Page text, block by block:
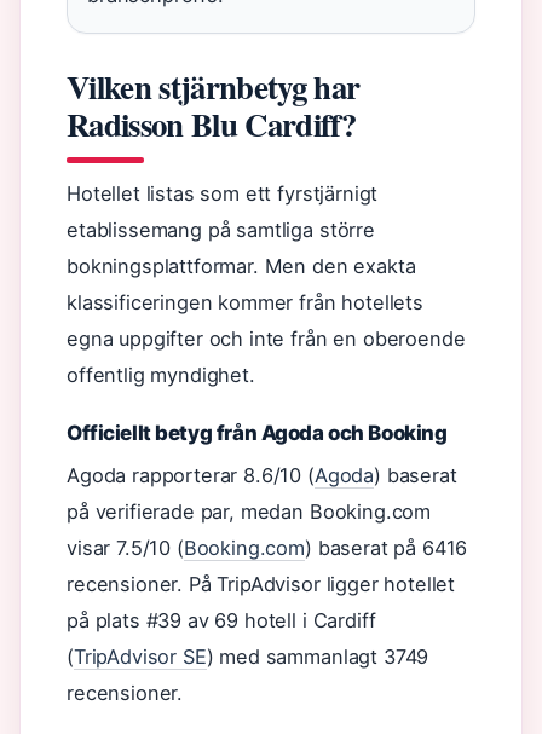
Vilken stjärnbetyg har
Radisson Blu Cardiff?
Hotellet listas som ett fyrstjärnigt
etablissemang på samtliga större
bokningsplattformar. Men den exakta
klassificeringen kommer från hotellets
egna uppgifter och inte från en oberoende
offentlig myndighet.
Officiellt betyg från Agoda och Booking
Agoda rapporterar 8.6/10 (Agoda) baserat
på verifierade par, medan Booking.com
visar 7.5/10 (Booking.com) baserat på 6416
recensioner. På TripAdvisor ligger hotellet
på plats #39 av 69 hotell i Cardiff
(TripAdvisor SE) med sammanlagt 3749
recensioner.